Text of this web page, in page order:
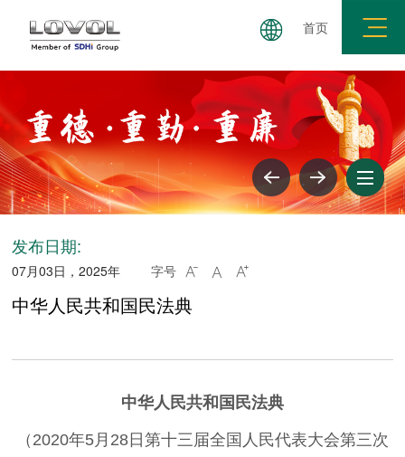
首页
三重展学论坛 理论学习 警钟长鸣 纪法百科
发布日期:
07月03日，2025年 字号   
中华人民共和国民法典
中华人民共和国民法典
（2020年5月28日第十三届全国人民代表大会第三次